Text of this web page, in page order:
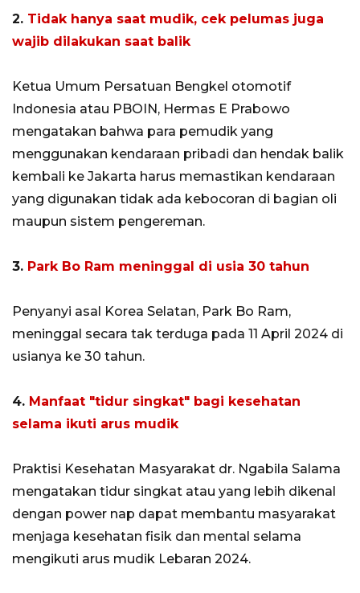
2. Tidak hanya saat mudik, cek pelumas juga
wajib dilakukan saat balik
Ketua Umum Persatuan Bengkel otomotif
Indonesia atau PBOIN, Hermas E Prabowo
mengatakan bahwa para pemudik yang
menggunakan kendaraan pribadi dan hendak balik
kembali ke Jakarta harus memastikan kendaraan
yang digunakan tidak ada kebocoran di bagian oli
maupun sistem pengereman.
3. Park Bo Ram meninggal di usia 30 tahun
Penyanyi asal Korea Selatan, Park Bo Ram,
meninggal secara tak terduga pada 11 April 2024 di
usianya ke 30 tahun.
4. Manfaat "tidur singkat" bagi kesehatan
selama ikuti arus mudik
Praktisi Kesehatan Masyarakat dr. Ngabila Salama
mengatakan tidur singkat atau yang lebih dikenal
dengan power nap dapat membantu masyarakat
menjaga kesehatan fisik dan mental selama
mengikuti arus mudik Lebaran 2024.